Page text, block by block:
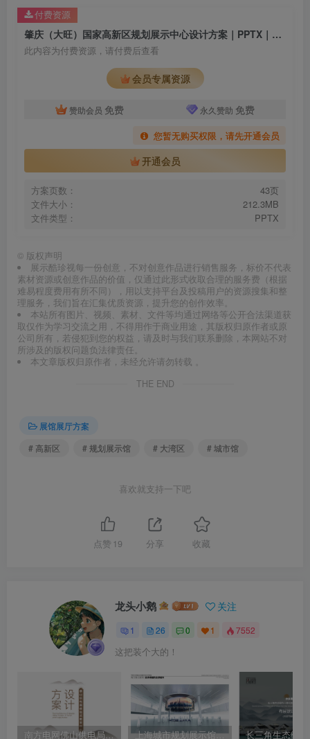
肇庆（大旺）国家高新区规划展示中心设计方案｜PPTX｜43页｜212.97M
此内容为付费资源，请付费后查看
会员专属资源
赞助会员 免费 永久赞助 免费
您暂无购买权限，请先开通会员
开通会员
方案页数：
43页
文件大小：
212.3MB
文件类型：
PPTX
付费资源
© 版权声明
展示酷珍视每一份创意，不对创意作品进行销售服务，标价不代表
素材资源或创意作品的价值，仅通过此形式收取合理的服务费（根据
难易程度费用有所不同），用以支持平台及投稿用户的资源搜集和整
理服务，我们旨在汇集优质资源，提升您的创作效率。
本站所有图片、视频、素材、文件等均通过网络等公开合法渠道获
取仅作为学习交流之用，不得用作于商业用途，其版权归原作者或原
公司所有，若侵犯到您的权益，请及时与我们联系删除，本网站不对
所涉及的版权问题负法律责任。
本文章版权归原作者，未经允许请勿转载 。
THE END
展馆展厅方案
# 高新区
# 规划展示馆 # 大湾区 # 城市馆
喜欢就支持一下吧
点赞 19 分享 收藏
龙头小鹅 关注
1 26 0 1 7552
这把装个大的！
南方电网佛山供电局企业历史馆设计方案｜114页｜PPTX｜243.3M 上海城市规划展示馆设计方案｜205页｜PPT｜153.8M